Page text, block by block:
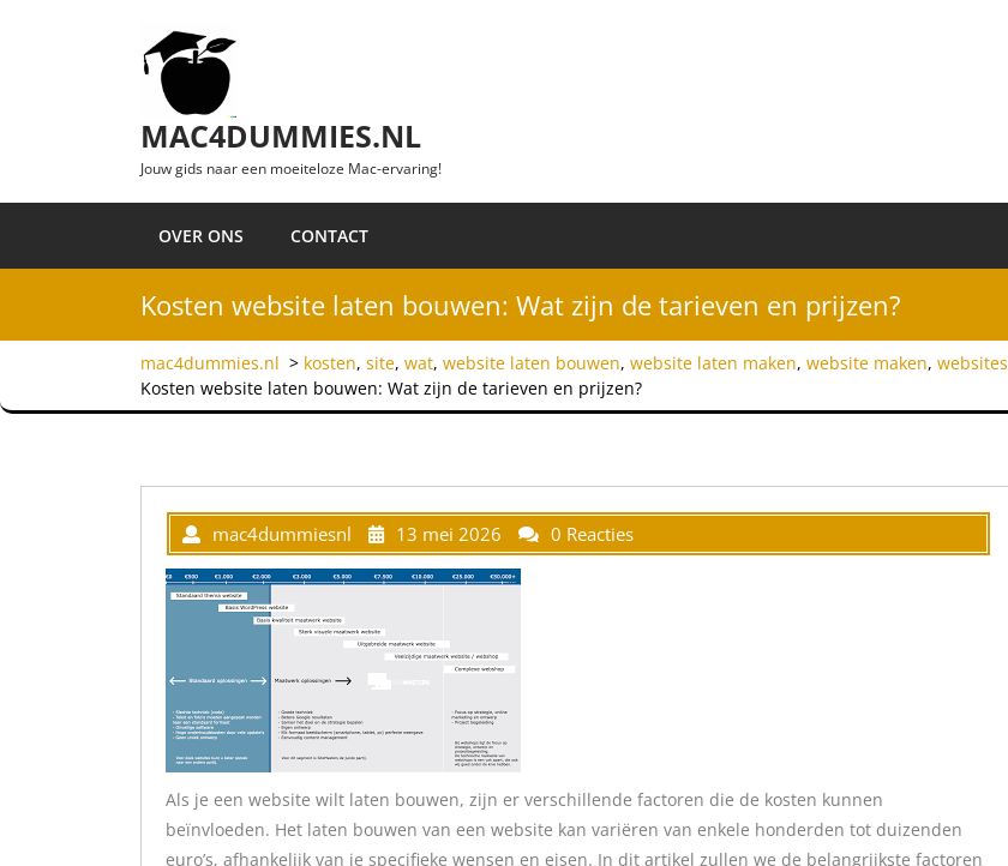
MAC4DUMMIES.NL
Jouw gids naar een moeiteloze Mac-ervaring!
OVER ONS CONTACT
Kosten website laten bouwen: Wat zijn de tarieven en prijzen?
mac4dummies.nl > kosten, site, wat, website laten bouwen, website laten maken, website maken, websites
Kosten website laten bouwen: Wat zijn de tarieven en prijzen?
mac4dummiesnl 13 mei 2026 0 Reacties
Als je een website wilt laten bouwen, zijn er verschillende factoren die de kosten kunnen
beïnvloeden. Het laten bouwen van een website kan variëren van enkele honderden tot duizenden
euro’s, afhankelijk van je specifieke wensen en eisen. In dit artikel zullen we de belangrijkste factoren